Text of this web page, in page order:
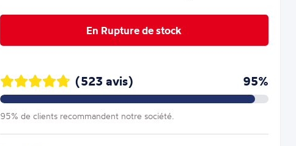
En Rupture de stock
(523 avis) 95%
95% de clients recommandent notre société.